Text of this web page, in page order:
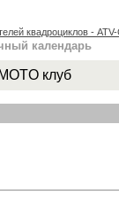
квадроциклов -
календарь
клуб